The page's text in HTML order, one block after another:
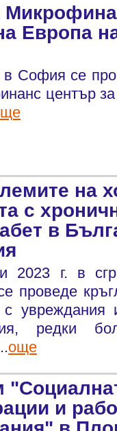
Европа
София се
център
на
с
в
2023 г. в
проведе
с увреждания
редки
още
и